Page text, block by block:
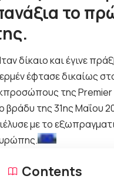
το
δίκαιο και έγινε
έφτασε δικαίως
της Premier
βράδυ της 31ης Μαΐου
με το
Contents